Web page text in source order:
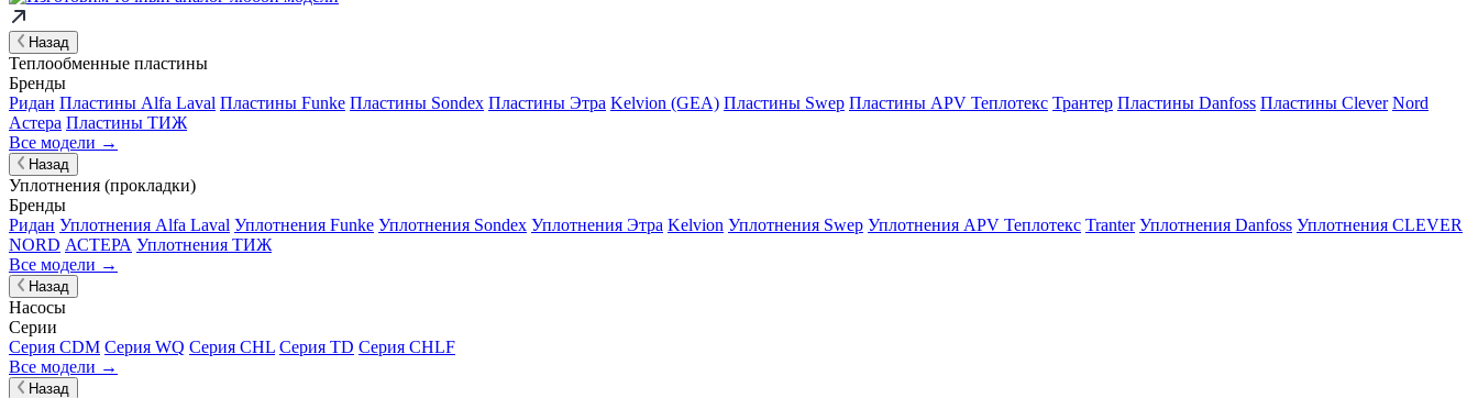
Назад
Теплообменные пластины
Бренды
Ридан Пластины Alfa Laval Пластины Funke Пластины Sondex Пластины Этра Kelvion (GEA) Пластины Swep Пластины APV Теплотекс Трантер Пластины Danfoss Пластины Clever Nord
Астера Пластины ТИЖ
Все модели →
Назад
Уплотнения (прокладки)
Бренды
Ридан Уплотнения Alfa Laval Уплотнения Funke Уплотнения Sondex Уплотнения Этра Kelvion Уплотнения Swep Уплотнения APV Теплотекс Tranter Уплотнения Danfoss Уплотнения CLEVER
NORD АСТЕРА Уплотнения ТИЖ
Все модели →
Назад
Насосы
Серии
Серия CDM Серия WQ Серия CHL Серия TD Серия CHLF
Все модели →
Назад